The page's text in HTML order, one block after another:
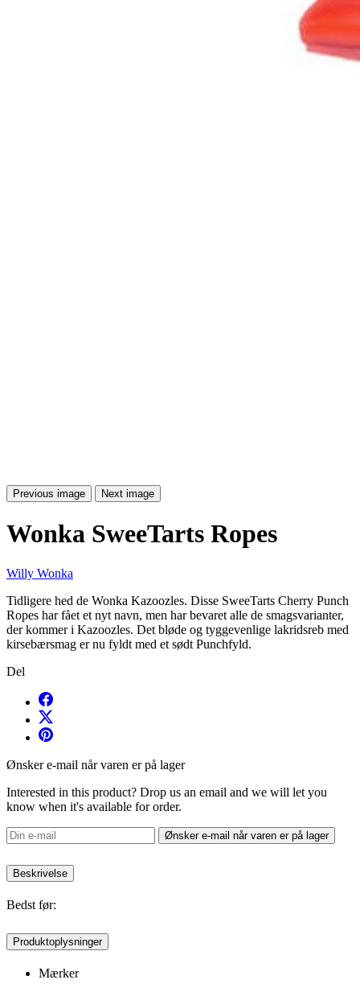
Previous image Next image
Wonka SweeTarts Ropes
Willy Wonka
Tidligere hed de Wonka Kazoozles. Disse SweeTarts Cherry Punch
Ropes har fået et nyt navn, men har bevaret alle de smagsvarianter,
der kommer i Kazoozles. Det bløde og tyggevenlige lakridsreb med
kirsebærsmag er nu fyldt med et sødt Punchfyld.
Del
Ønsker e-mail når varen er på lager
Interested in this product? Drop us an email and we will let you
know when it's available for order.
Ønsker e-mail når varen er på lager
Beskrivelse
Bedst før:
Produktoplysninger
Mærker